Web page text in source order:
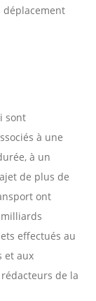
déplacement
sont
à une
à un
de plus de
ont
effectués au
et aux
de la